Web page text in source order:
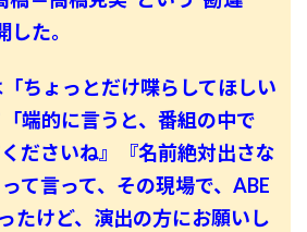
た。
ちょっとだけ喋らしてほしい
端的に言うと、番組の中で
くださいね』『名前絶対出さな
て言って、その現場で、ABE
たけど、演出の方にお願いし